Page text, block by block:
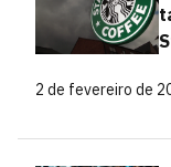
2 de fevereiro de